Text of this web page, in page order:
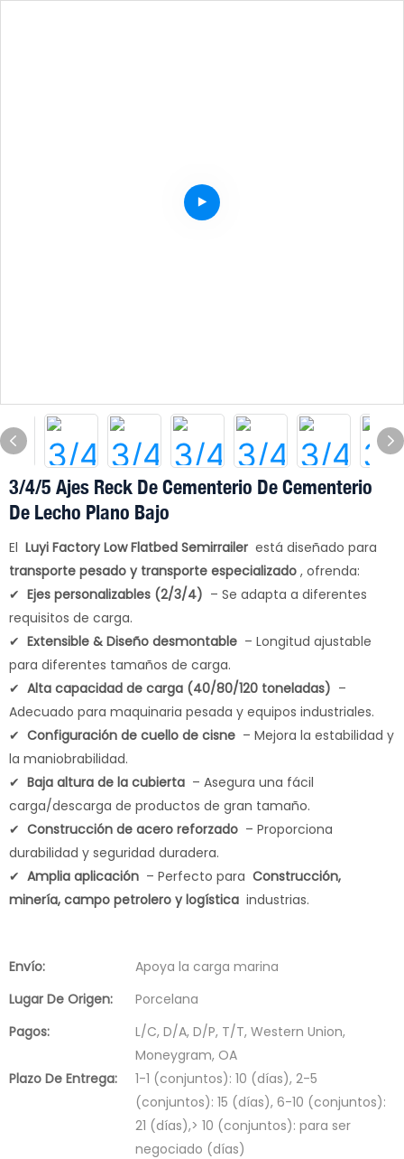
3/4/5 Ajes Reck De Cementerio De Cementerio
De Lecho Plano Bajo
El Luyi Factory Low Flatbed Semirrailer está diseñado para
transporte pesado y transporte especializado , ofrenda:
✔ Ejes personalizables (2/3/4) – Se adapta a diferentes
requisitos de carga.
✔ Extensible & Diseño desmontable – Longitud ajustable
para diferentes tamaños de carga.
✔ Alta capacidad de carga (40/80/120 toneladas) –
Adecuado para maquinaria pesada y equipos industriales.
✔ Configuración de cuello de cisne – Mejora la estabilidad y
la maniobrabilidad.
✔ Baja altura de la cubierta – Asegura una fácil
carga/descarga de productos de gran tamaño.
✔ Construcción de acero reforzado – Proporciona
durabilidad y seguridad duradera.
✔ Amplia aplicación – Perfecto para Construcción,
minería, campo petrolero y logística industrias.
Envío:
Apoya la carga marina
Lugar De Origen:
Porcelana
Pagos:
L/C, D/A, D/P, T/T, Western Union,
Moneygram, OA
Plazo De Entrega:
1-1 (conjuntos): 10 (días), 2-5
(conjuntos): 15 (días), 6-10 (conjuntos):
21 (días),> 10 (conjuntos): para ser
negociado (días)